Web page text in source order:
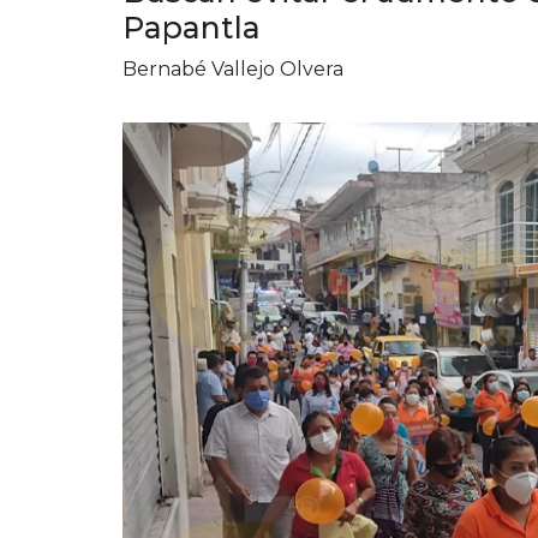
Papantla
Bernabé Vallejo Olvera